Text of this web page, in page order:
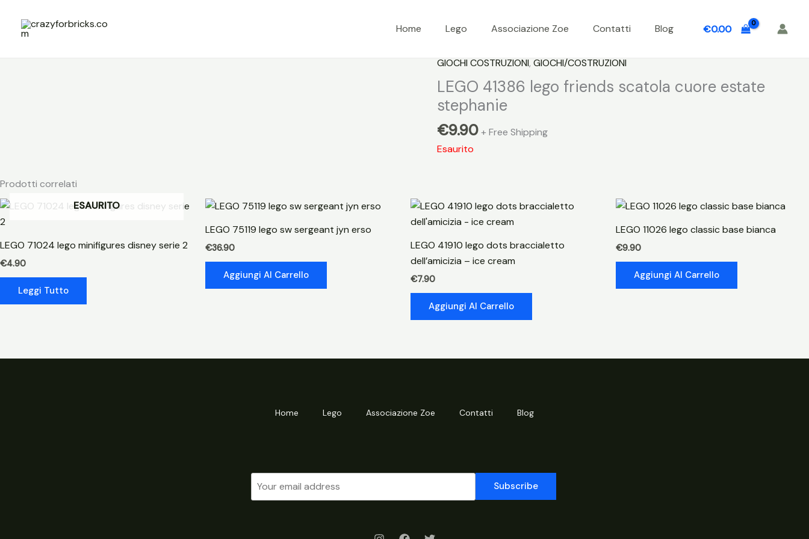
contenuto
Home Lego Associazione Zoe Contatti Blog €0.00
GIOCHI COSTRUZIONI, GIOCHI/COSTRUZIONI
LEGO 41386 lego friends scatola cuore estate
stephanie
€9.90 + Free Shipping
Esaurito
Prodotti correlati
ESAURITO
LEGO 71024 lego minifigures disney serie 2
€4.90
Leggi Tutto
LEGO 75119 lego sw sergeant jyn erso
€36.90
Aggiungi Al Carrello
LEGO 41910 lego dots braccialetto
dell’amicizia – ice cream
€7.90
Aggiungi Al Carrello
LEGO 11026 lego classic base bianca
€9.90
Aggiungi Al Carrello
Home Lego Associazione Zoe Contatti Blog
Subscribe